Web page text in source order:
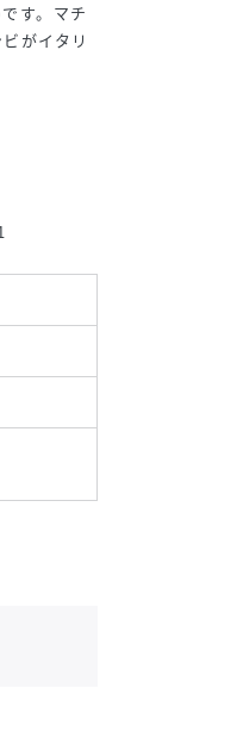
す。マチ
がイタリ